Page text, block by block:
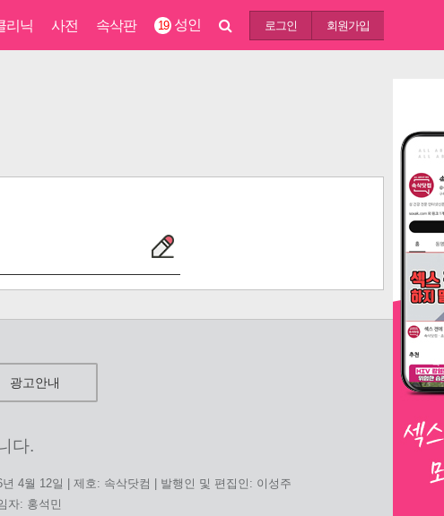
리닉 사전 속삭판 19 성인 로그인 회원가입
광고안내
다.
4월 12일 | 제호: 속삭닷컴 | 발행인 및 편집인: 이성주
자: 홍석민